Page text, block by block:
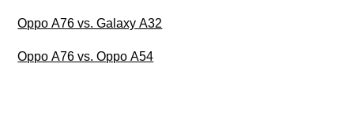
Oppo A76 vs. Galaxy A32
Oppo A76 vs. Oppo A54